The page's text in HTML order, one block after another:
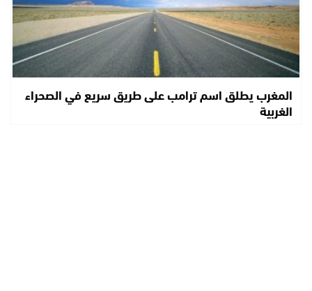
المغرب يطلق اسم ترامب على طريق سريع في الصحراء
الغربية